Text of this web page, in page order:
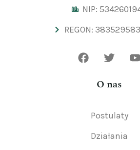
NIP:
REGON:
O nas
Postulaty
Działania